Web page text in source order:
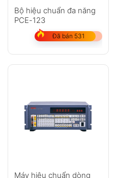
Bộ hiệu chuẩn đa năng
PCE-123
Đã bán 531
Máy hiệu chuẩn dòng